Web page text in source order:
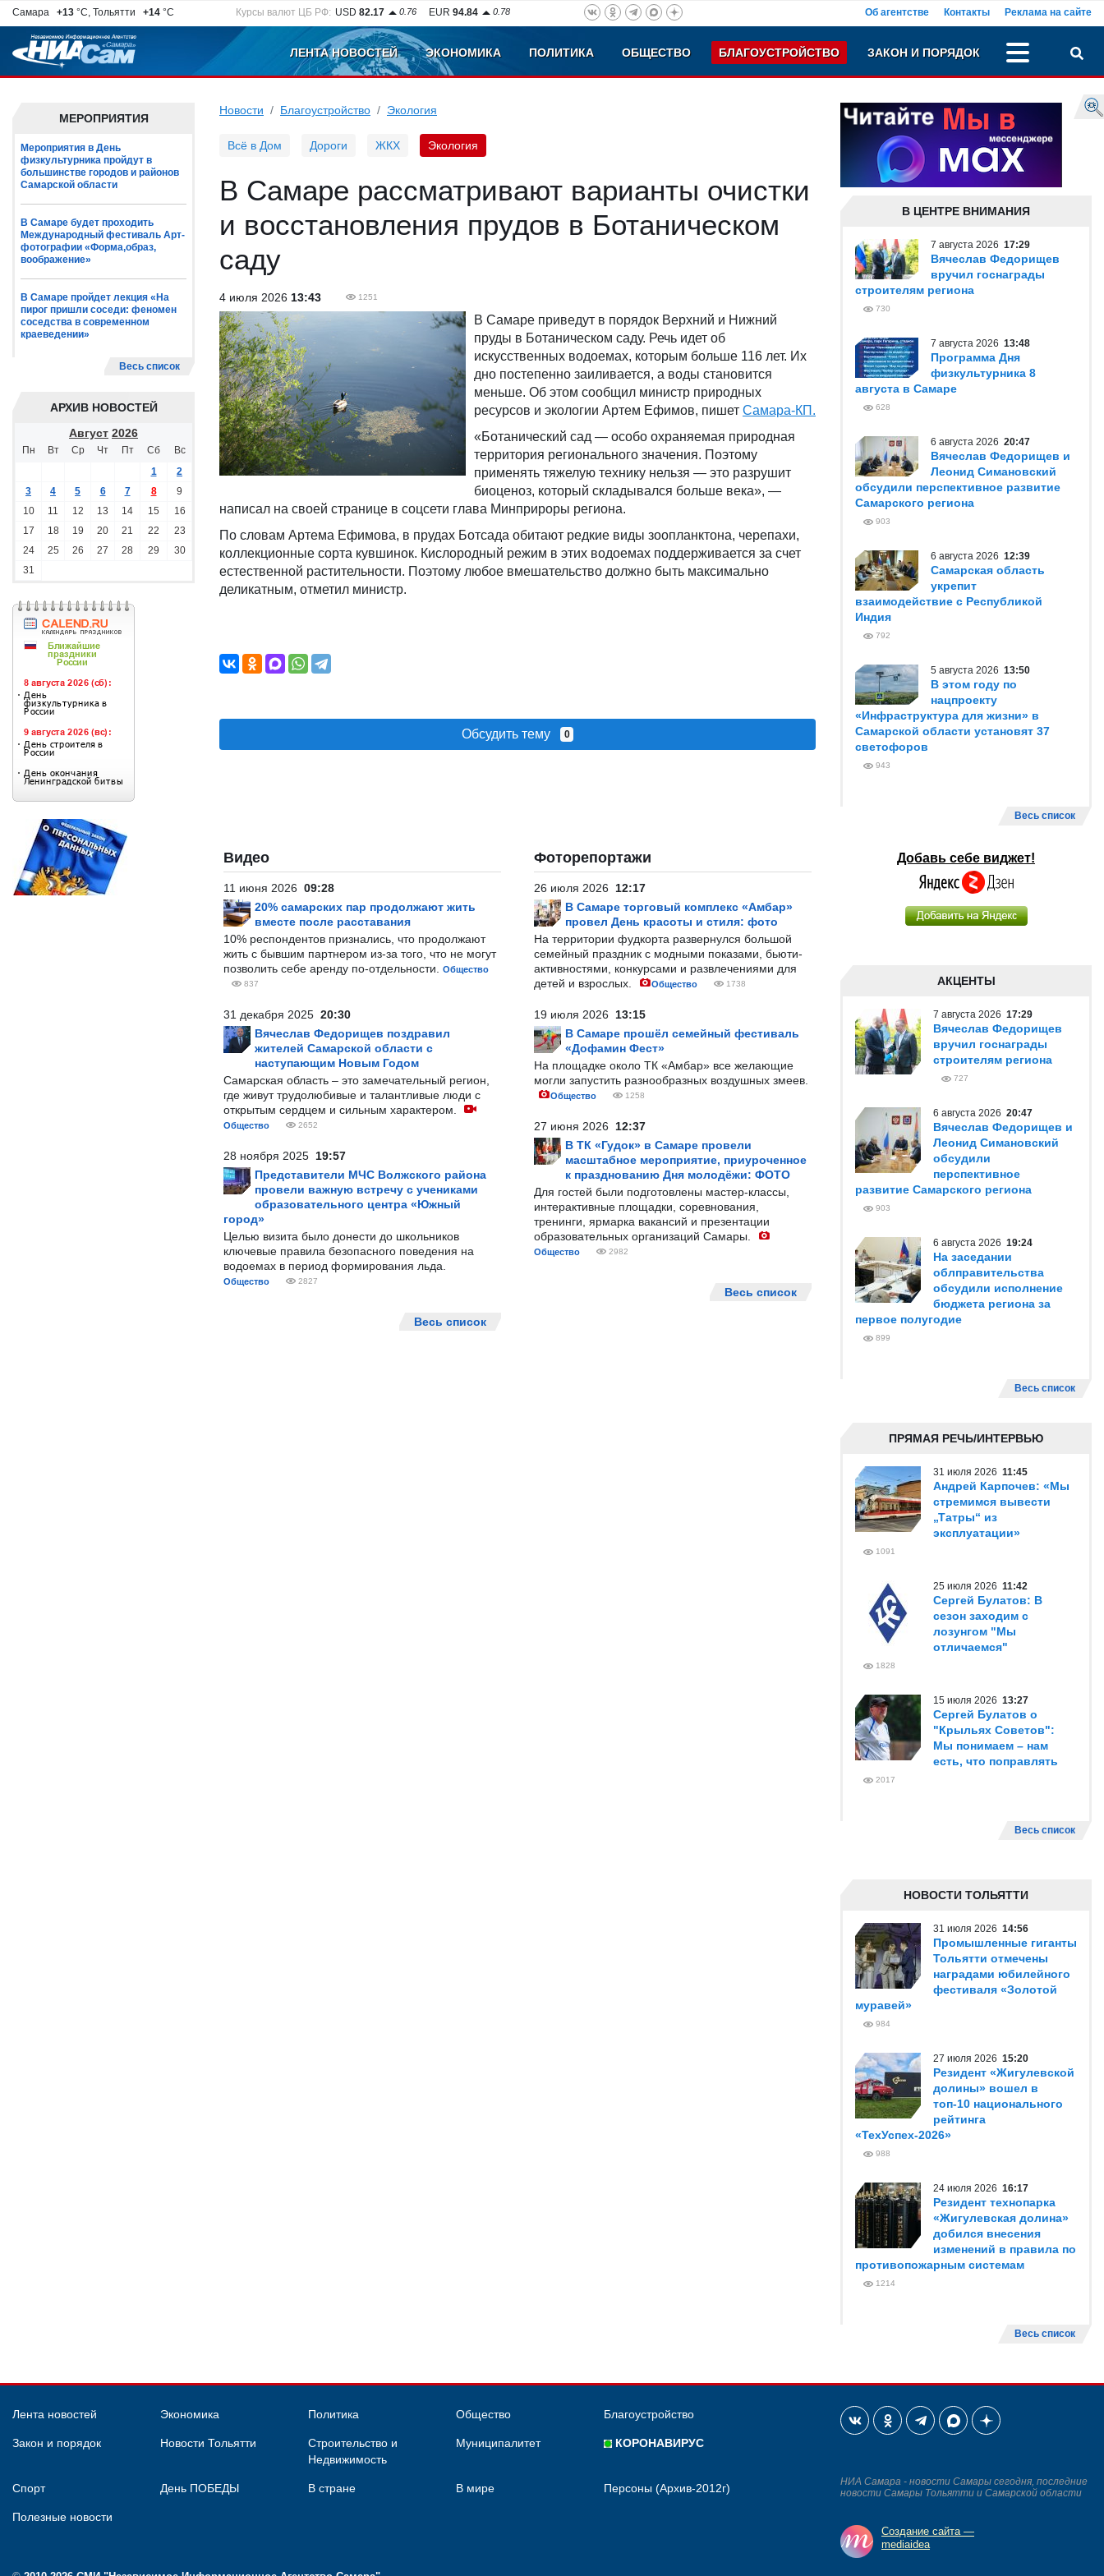
Самара +13 °C, Тольятти +14 °C Курсы валют ЦБ РФ: USD 82.17 0.76 EUR 94.84 0.78 Об агентстве Контакты Реклама на сайте
ЛЕНТА НОВОСТЕЙ ЭКОНОМИКА ПОЛИТИКА ОБЩЕСТВО БЛАГОУСТРОЙСТВО ЗАКОН И ПОРЯДОК
МЕРОПРИЯТИЯ
Мероприятия в День
физкультурника пройдут в
большинстве городов и районов
Самарской области
В Самаре будет проходить
Международный фестиваль Арт-
фотографии «Форма,образ,
воображение»
В Самаре пройдет лекция «На
пирог пришли соседи: феномен
соседства в современном
краеведении»
Весь список
АРХИВ НОВОСТЕЙ
Август 2026
Пн Вт Ср Чт Пт Сб
Вс
1
2
3
4 5 6 7 8
9
10
11 12 13 14 15
16
17
18 19 20 21 22
23
24
25 26 27 28 29
30
31
Новости Благоустройство Экология
Всё в Дом Дороги ЖКХ Экология
В Самаре рассматривают варианты очистки
и восстановления прудов в Ботаническом
саду
4 июля 2026 13:43 1251
В Самаре приведут в порядок Верхний и Нижний
пруды в Ботаническом саду. Речь идет об
искусственных водоемах, которым больше 116 лет. Их
дно постепенно заиливается, а воды становится
меньше. Об этом сообщил министр природных
ресурсов и экологии Артем Ефимов, пишет Самара-КП.
«Ботанический сад — особо охраняемая природная
территория регионального значения. Поэтому
применять тяжелую технику нельзя — это разрушит
биоценоз, который складывался больше века», —
написал на своей странице в соцсети глава Минприроры региона.
По словам Артема Ефимова, в прудах Ботсада обитают редкие виды зоопланктона, черепахи,
коллекционные сорта кувшинок. Кислородный режим в этих водоемах поддерживается за счет
естественной растительности. Поэтому любое вмешательство должно быть максимально
деликатным, отметил министр.
Обсудить тему 0
Видео
11 июня 2026 09:28
20% самарских пар продолжают жить
вместе после расставания
10% респондентов признались, что продолжают
жить с бывшим партнером из-за того, что не могут
позволить себе аренду по-отдельности.
Общество
837
31 декабря 2025 20:30
Вячеслав Федорищев поздравил
жителей Самарской области с
наступающим Новым Годом
Самарская область – это замечательный регион,
где живут трудолюбивые и талантливые люди с
открытым сердцем и сильным характером.
Общество 2652
28 ноября 2025 19:57
Представители МЧС Волжского района
провели важную встречу с учениками
образовательного центра «Южный
город»
Целью визита было донести до школьников
ключевые правила безопасного поведения на
водоемах в период формирования льда.
Общество 2827
Весь список
Фоторепортажи
26 июля 2026 12:17
В Самаре торговый комплекс «Амбар»
провел День красоты и стиля: фото
На территории фудкорта развернулся большой
семейный праздник с модными показами, бьюти-
активностями, конкурсами и развлечениями для
детей и взрослых.
Общество 1738
19 июля 2026 13:15
В Самаре прошёл семейный фестиваль
«Дофамин Фест»
На площадке около ТК «Амбар» все желающие
могли запустить разнообразных воздушных змеев.
Общество 1258
27 июня 2026 12:37
В ТК «Гудок» в Самаре провели
масштабное мероприятие, приуроченное
к празднованию Дня молодёжи: ФОТО
Для гостей были подготовлены мастер-классы,
интерактивные площадки, соревнования,
тренинги, ярмарка вакансий и презентации
образовательных организаций Самары.
Общество 2982
Весь список
В ЦЕНТРЕ ВНИМАНИЯ
7 августа 2026 17:29
Вячеслав Федорищев
вручил госнаграды
строителям региона
730
7 августа 2026 13:48
Программа Дня
физкультурника 8
августа в Самаре
628
6 августа 2026 20:47
Вячеслав Федорищев и
Леонид Симановский
обсудили перспективное развитие
Самарского региона
903
6 августа 2026 12:39
Самарская область
укрепит
взаимодействие с Республикой
Индия
792
5 августа 2026 13:50
В этом году по
нацпроекту
«Инфраструктура для жизни» в
Самарской области установят 37
светофоров
943
Весь список
Добавь себе виджет!
АКЦЕНТЫ
7 августа 2026 17:29
Вячеслав Федорищев
вручил госнаграды
строителям региона
727
6 августа 2026 20:47
Вячеслав Федорищев и
Леонид Симановский
обсудили
перспективное
развитие Самарского региона
903
6 августа 2026 19:24
На заседании
облправительства
обсудили исполнение
бюджета региона за
первое полугодие
899
Весь список
ПРЯМАЯ РЕЧЬ/ИНТЕРВЬЮ
31 июля 2026 11:45
Андрей Карпочев: «Мы
стремимся вывести
„Татры“ из
эксплуатации»
1091
25 июля 2026 11:42
Сергей Булатов: В
сезон заходим с
лозунгом "Мы
отличаемся"
1828
15 июля 2026 13:27
Сергей Булатов о
"Крыльях Советов":
Мы понимаем – нам
есть, что поправлять
2017
Весь список
НОВОСТИ ТОЛЬЯТТИ
31 июля 2026 14:56
Промышленные гиганты
Тольятти отмечены
наградами юбилейного
фестиваля «Золотой
муравей»
984
27 июля 2026 15:20
Резидент «Жигулевской
долины» вошел в
топ-10 национального
рейтинга
«ТехУспех-2026»
988
24 июля 2026 16:17
Резидент технопарка
«Жигулевская долина»
добился внесения
изменений в правила по
противопожарным системам
1214
Весь список
Лента новостей Экономика Политика Общество Благоустройство
Закон и порядок Новости Тольятти
Строительство и
Недвижимость
Муниципалитет КОРОНАВИРУС
Спорт День ПОБЕДЫ В стране В мире Персоны (Архив-2012г)
Полезные новости
НИА Самара - новости Самары сегодня, последние
новости Самары Тольятти и Самарской области
Создание сайта —
mediaidea